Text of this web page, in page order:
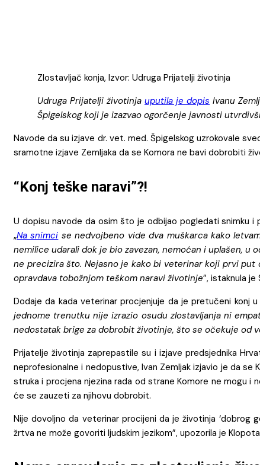
Zlostavljač konja, Izvor: Udruga Prijatelji životinja
Udruga Prijatelji životinja uputila je dopis Ivanu
Špigelskog koji je izazvao ogorčenje javnosti
Navode da su izjave dr. vet. med. Špigelskog uzrokovale
sramotne izjave Zemljaka da se Komora ne bavi dobrobiti
“Konj teške naravi”?!
U dopisu navode da osim što je odbijao pogledati snimku i
„Na snimci se nedvojbeno vide dva muškarca kako
nemilice udarali dok je bio zavezan, nemoćan i uplašen, u
ne precizira što. Nejasno je kako bi veterinar koji prvi
opravdava tobožnjom teškom naravi životinje”, istaknula
Dodaje da kada veterinar procjenjuje da je pretučeni konj
jednome trenutku nije izrazio osudu zlostavljanja ni
nedostatak brige za dobrobit životinje, što se očekuje od
Prijatelje životinja zaprepastile su i izjave predsjednika
neprofesionalne i nedopustive, Ivan Zemljak izjavio je da
struka i procjena njezina rada od strane Komore ne mogu
će se zauzeti za njihovu dobrobit.
Nije dovoljno da veterinar procijeni da je životinja ‘dobrog
žrtva ne može govoriti ljudskim jezikom”, upozorila je